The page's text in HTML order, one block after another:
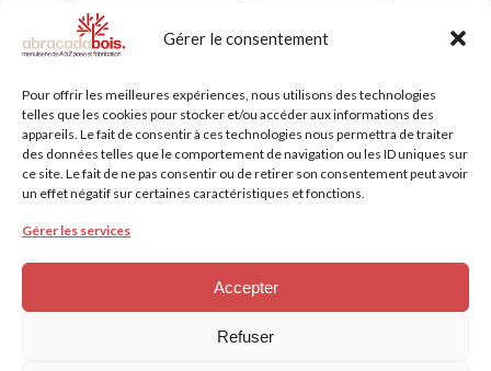
Gérer le consentement
Pour offrir les meilleures expériences, nous utilisons des technologies
telles que les cookies pour stocker et/ou accéder aux informations des
appareils. Le fait de consentir à ces technologies nous permettra de traiter
des données telles que le comportement de navigation ou les ID uniques sur
ce site. Le fait de ne pas consentir ou de retirer son consentement peut avoir
un effet négatif sur certaines caractéristiques et fonctions.
Gérer les services
Accepter
Refuser
comme Viebois
La menuiserie Abracadabois travaille aussi avec divers
Viebois. Sur des projets de rénovation ou de neuf, nous
de produits de divers fournisseurs tel que du lambris, des
intérieures, plinthes, terrasses extérieures, volets P.V.C,
poser vos produits par des professionnels de qualité.
contacter afin que nous puissions élaborer ensemble votre